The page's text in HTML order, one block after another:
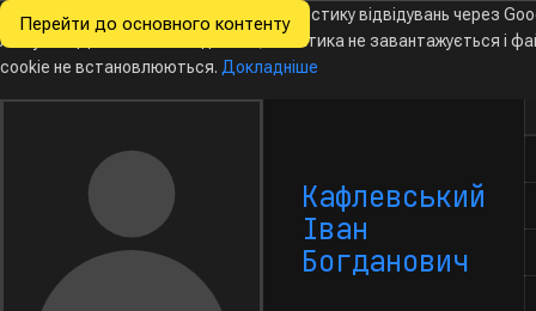
Перейти до основного контенту
Всеукраїнські
з інформатики
НовиниОлімпіадиКалендарБаза даних
Кафлевський
Іван
Богданович
Ми хочемо збирати знеособлену статистику відвідувань через
Analytics. Доки ви не погодитесь, аналітика не завантажується і
cookie не встановлюються. Докладніше